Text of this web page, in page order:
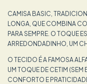
CAMISA BASIC,
LONGA, QUE COMBINA
PARA SEMPRE. O TOQUE
ARREDONDADINHO, UM
O TECIDO É A FAMOSA
UM TOQUE DE CETIM
CONFORTO E